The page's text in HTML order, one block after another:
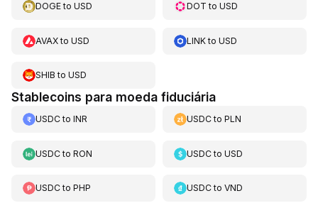
DOGEto USD DOT toUSD
AVAXto USD LINKtoUSD
SHIB to USD
Stablecoins para moeda fiduciária
USDCto INR USDCtoPLN
USDCto RON USDCtoUSD
USDCto PHP USDCtoVND